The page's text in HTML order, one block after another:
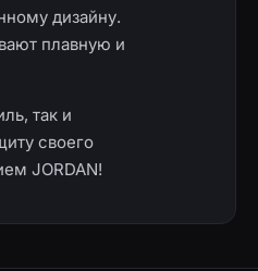
дизайну.
плавную и
так и
своего
JORDAN!